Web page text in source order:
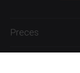
Preces